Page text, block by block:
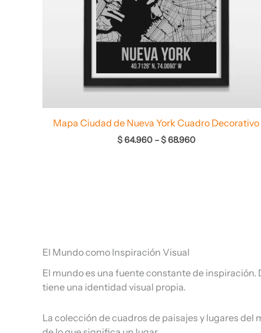
Mapa Ciudad de Nueva York Cuadro Decorativo
$64.960 –$68.960
El Mundo como Inspiración Visual
El mundo es una fuente constante de
tiene una identidad visual propia.
La colección de cuadros de paisajes y lugares